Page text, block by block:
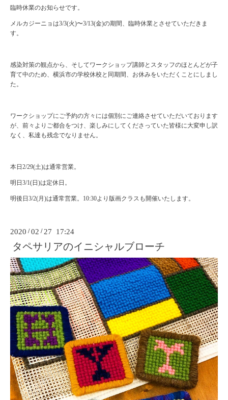
臨時休業のお知らせです。
メルカジーニョは3/3(火)〜3/13(金)の期間、臨時休業とさせていただきま
す。
感染対策の観点から、そしてワークショップ講師とスタッフのほとんどが子
育て中のため、横浜市の学校休校と同期間、お休みをいただくことにしまし
た。
ワークショップにご予約の方々には個別にご連絡させていただいております
が、前々よりご都合をつけ、楽しみにしてくださっていた皆様に大変申し訳
なく、私達も残念でなりません。
本日2/29(土)は通常営業。
明日3/1(日)は定休日。
明後日3/2(月)は通常営業。10:30より版画クラスも開催いたします。
2020 /02 / 27 17:24
タペサリアのイニシャルブローチ